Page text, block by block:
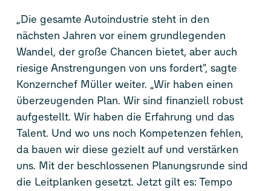
„Die gesamte Autoindustrie steht in den
nächsten Jahren vor einem grundlegenden
Wandel, der große Chancen bietet, aber auch
riesige Anstrengungen von uns fordert", sagte
Konzernchef Müller weiter. „Wir haben einen
überzeugenden Plan. Wir sind finanziell robust
aufgestellt. Wir haben die Erfahrung und das
Talent. Und wo uns noch Kompetenzen fehlen,
da bauen wir diese gezielt auf und verstärken
uns. Mit der beschlossenen Planungsrunde sind
die Leitplanken gesetzt. Jetzt gilt es: Tempo